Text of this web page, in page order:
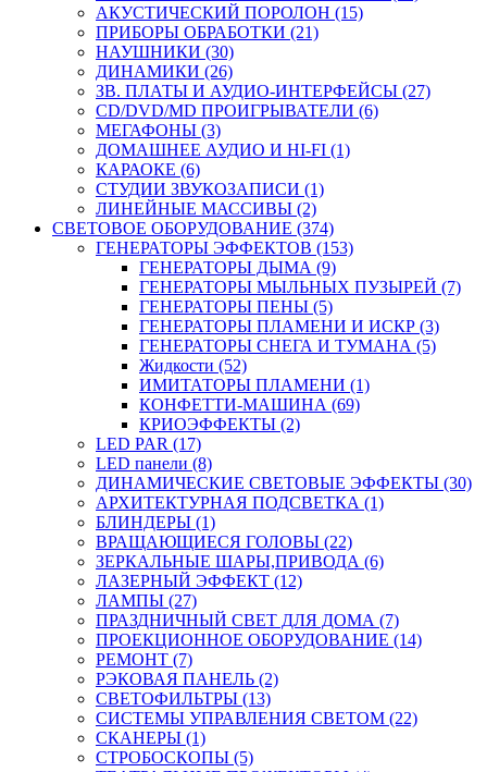
АКУСТИЧЕСКИЙ ПОРОЛОН (15)
ПРИБОРЫ ОБРАБОТКИ (21)
НАУШНИКИ (30)
ДИНАМИКИ (26)
ЗВ. ПЛАТЫ И АУДИО-ИНТЕРФЕЙСЫ (27)
CD/DVD/MD ПРОИГРЫВАТЕЛИ (6)
МЕГАФОНЫ (3)
ДОМАШНЕЕ АУДИО И HI-FI (1)
КАРАОКЕ (6)
СТУДИИ ЗВУКОЗАПИСИ (1)
ЛИНЕЙНЫЕ МАССИВЫ (2)
СВЕТОВОЕ ОБОРУДОВАНИЕ (374)
ГЕНЕРАТОРЫ ЭФФЕКТОВ (153)
ГЕНЕРАТОРЫ ДЫМА (9)
ГЕНЕРАТОРЫ МЫЛЬНЫХ ПУЗЫРЕЙ (7)
ГЕНЕРАТОРЫ ПЕНЫ (5)
ГЕНЕРАТОРЫ ПЛАМЕНИ И ИСКР (3)
ГЕНЕРАТОРЫ СНЕГА И ТУМАНА (5)
Жидкости (52)
ИМИТАТОРЫ ПЛАМЕНИ (1)
КОНФЕТТИ-МАШИНА (69)
КРИОЭФФЕКТЫ (2)
LED PAR (17)
LED панели (8)
ДИНАМИЧЕСКИЕ СВЕТОВЫЕ ЭФФЕКТЫ (30)
АРХИТЕКТУРНАЯ ПОДСВЕТКА (1)
БЛИНДЕРЫ (1)
ВРАЩАЮЩИЕСЯ ГОЛОВЫ (22)
ЗЕРКАЛЬНЫЕ ШАРЫ,ПРИВОДА (6)
ЛАЗЕРНЫЙ ЭФФЕКТ (12)
ЛАМПЫ (27)
ПРАЗДНИЧНЫЙ СВЕТ ДЛЯ ДОМА (7)
ПРОЕКЦИОННОЕ ОБОРУДОВАНИЕ (14)
РЕМОНТ (7)
РЭКОВАЯ ПАНЕЛЬ (2)
СВЕТОФИЛЬТРЫ (13)
СИСТЕМЫ УПРАВЛЕНИЯ СВЕТОМ (22)
СКАНЕРЫ (1)
СТРОБОСКОПЫ (5)